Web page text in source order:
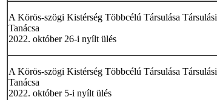
A Körös-szögi Kistérség Többcélú Társulása Társulási
Tanácsa
2022. október 26-i nyílt ülés
A Körös-szögi Kistérség Többcélú Társulása Társulási
Tanácsa
2022. október 5-i nyílt ülés